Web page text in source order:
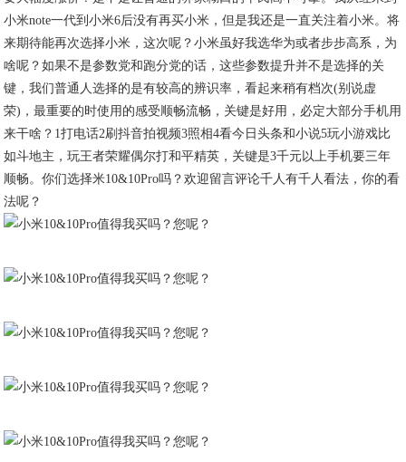
小米note一代到小米6后没有再买小米，但是我还是一直关注着小米。将
来期待能再次选择小米，这次呢？小米虽好我选华为或者步步高系，为
啥呢？如果不是参数党和跑分党的话，这些参数提升并不是选择的关
键，我们普通人选择的是有较高的辨识率，看起来稍有档次(别说虚
荣)，最重要的时使用的感受顺畅流畅，关键是好用，必定大部分手机用
来干啥？1打电话2刷抖音拍视频3照相4看今日头条和小说5玩小游戏比
如斗地主，玩王者荣耀偶尔打和平精英，关键是3千元以上手机要三年
顺畅。你们选择米10&10Pro吗？欢迎留言评论千人有千人看法，你的看
法呢？